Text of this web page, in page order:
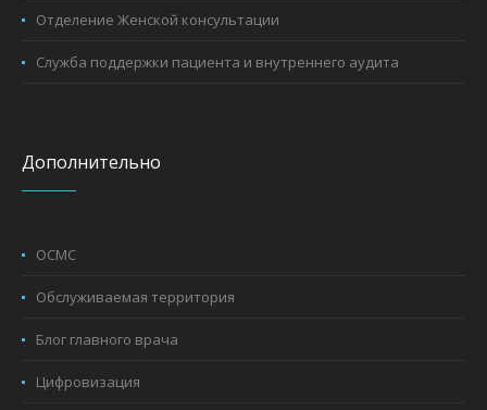
Отделение Женской консультации
Служба поддержки пациента и внутреннего аудита
Дополнительно
ОСМС
Обслуживаемая территория
Блог главного врача
Цифровизация